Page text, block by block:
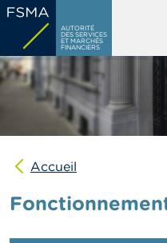
Aller
contenu
principal
AUTORITÉ
DES SERVICES
ET MARCHÉS
FINANCIERS
C
s
o
m
t
u
Accueil